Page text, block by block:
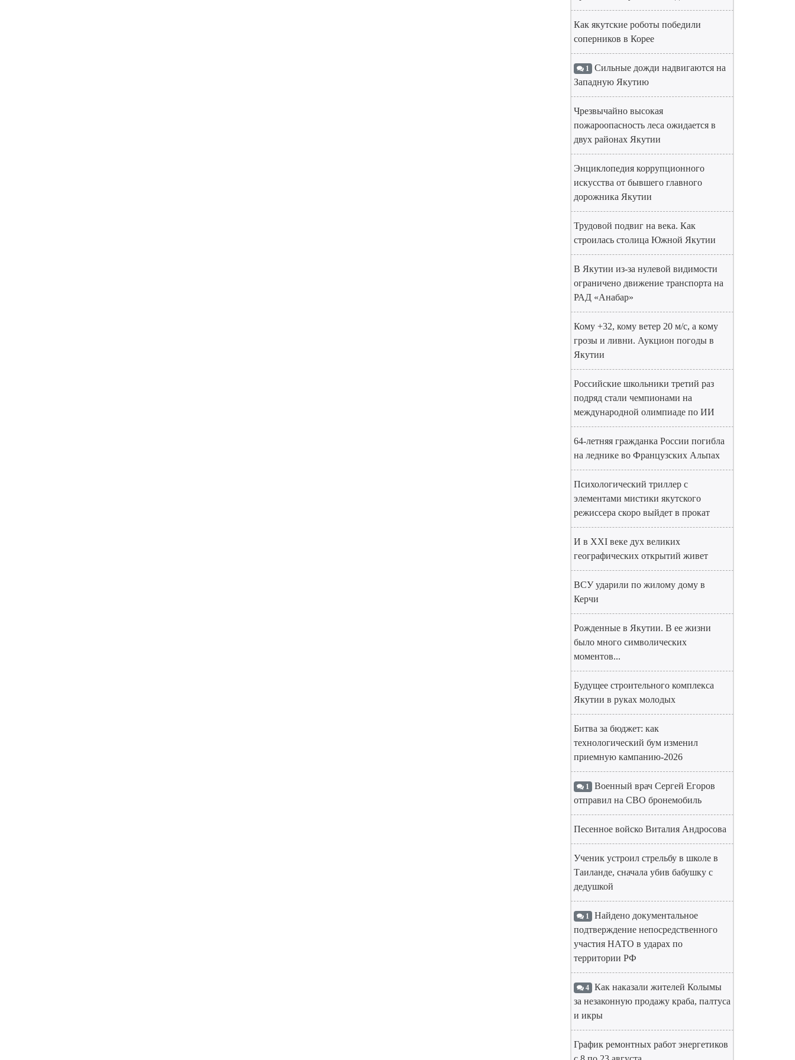
Как якутские роботы победили
соперников в Корее
1 Сильные дожди надвигаются на
Западную Якутию
Чрезвычайно высокая
пожароопасность леса ожидается в
двух районах Якутии
Энциклопедия коррупционного
искусства от бывшего главного
дорожника Якутии
Трудовой подвиг на века. Как
строилась столица Южной Якутии
В Якутии из-за нулевой видимости
ограничено движение транспорта на
РАД «Анабар»
Кому +32, кому ветер 20 м/с, а кому
грозы и ливни. Аукцион погоды в
Якутии
Российские школьники третий раз
подряд стали чемпионами на
международной олимпиаде по ИИ
64-летняя гражданка России погибла
на леднике во Французских Альпах
Психологический триллер с
элементами мистики якутского
режиссера скоро выйдет в прокат
И в XXI веке дух великих
географических открытий живет
ВСУ ударили по жилому дому в
Керчи
Рожденные в Якутии. В ее жизни
было много символических
моментов...
Будущее строительного комплекса
Якутии в руках молодых
Битва за бюджет: как
технологический бум изменил
приемную кампанию-2026
1 Военный врач Сергей Егоров
отправил на СВО бронемобиль
Песенное войско Виталия Андросова
Ученик устроил стрельбу в школе в
Таиланде, сначала убив бабушку с
дедушкой
1 Найдено документальное
подтверждение непосредственного
участия НАТО в ударах по
территории РФ
4 Как наказали жителей Колымы
за незаконную продажу краба, палтуса
и икры
График ремонтных работ энергетиков